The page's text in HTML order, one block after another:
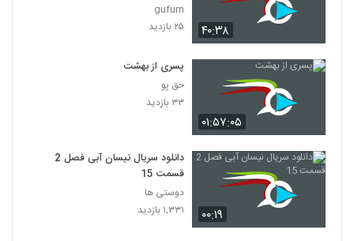
۴۰:۳۸
gufum
۲۵ بازدید
۰۱:۵۷:۰۵
پسری از بهشت
حق پو
۳۳ بازدید
۰۰:۱۹
دانلود سریال نیسان آبی فصل 2
قسمت 15
دوستی ها
۱,۳۳۱ بازدید